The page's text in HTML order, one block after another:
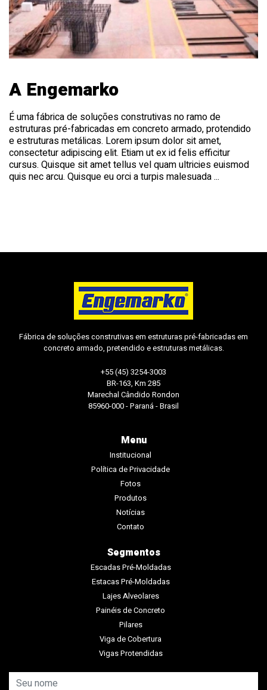
A Engemarko
É uma fábrica de soluções construtivas no ramo de
estruturas pré-fabricadas em concreto armado, protendido
e estruturas metálicas. Lorem ipsum dolor sit amet,
consectetur adipiscing elit. Etiam ut ex id felis efficitur
cursus. Quisque sit amet tellus vel quam ultricies euismod
quis nec arcu. Quisque eu orci a turpis malesuada ...
Fábrica de soluções construtivas em estruturas pré-fabricadas em
concreto armado, pretendido e estruturas metálicas.
+55 (45) 3254-3003
BR-163, Km 285
Marechal Cândido Rondon
85960-000 - Paraná - Brasil
Menu
Institucional
Política de Privacidade
Fotos
Produtos
Notícias
Contato
Segmentos
Escadas Pré-Moldadas
Estacas Pré-Moldadas
Lajes Alveolares
Painéis de Concreto
Pilares
Viga de Cobertura
Vigas Protendidas